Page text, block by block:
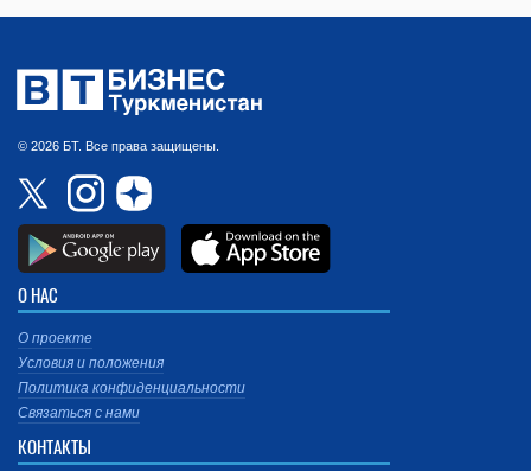
© 2026 БТ. Все права защищены.
О НАС
О проекте
Условия и положения
Политика конфиденциальности
Связаться с нами
КОНТАКТЫ